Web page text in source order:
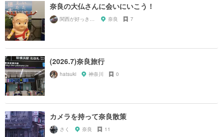
奈良の大仏さんに会いにいこう！
関西が好っきゃねん 奈良 7
(2026.7)奈良旅行
hatsuki 神奈川 0
カメラを持って奈良散策
さく 奈良 11